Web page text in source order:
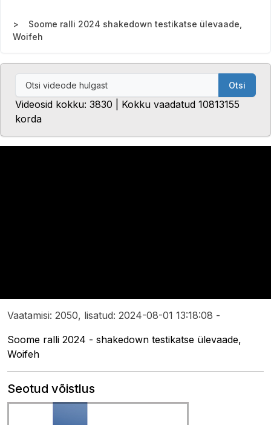
Soome ralli 2024 shakedown testikatse ülevaade,
Woifeh
Otsi
Videosid kokku: 3830 | Kokku vaadatud 10813155
korda
Vaatamisi: 2050, lisatud: 2024-08-01 13:18:08 -
Soome ralli 2024 - shakedown testikatse ülevaade,
Woifeh
Seotud võistlus